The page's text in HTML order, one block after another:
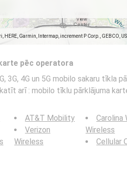
HERE, Garmin, Intermap, increment P Corp., GEBCO,
pēc operatora
3G, 4G un 5G mobilo sakaru tīkla
arī : mobilo tīklu pārklājuma
AT&T Mobility
Verizon
Wireless
Carolina
Wireless
Cellular